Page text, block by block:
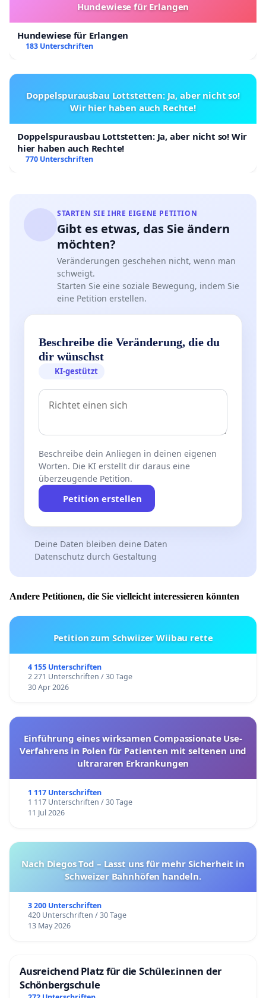
Hundewiese für Erlangen
Hundewiese für Erlangen
183 Unterschriften
Doppelspurausbau Lottstetten: Ja, aber nicht so!
Wir hier haben auch Rechte!
Doppelspurausbau Lottstetten: Ja, aber nicht so! Wir
hier haben auch Rechte!
770 Unterschriften
STARTEN SIE IHRE EIGENE PETITION
Gibt es etwas, das Sie ändern
möchten?
Veränderungen geschehen nicht, wenn man
schweigt.
Starten Sie eine soziale Bewegung, indem Sie
eine Petition erstellen.
Beschreibe die Veränderung, die du
dir wünschst
KI-gestützt
Beschreibe dein Anliegen in deinen eigenen
Worten. Die KI erstellt dir daraus eine
überzeugende Petition.
Petition erstellen
Deine Daten bleiben deine Daten
Datenschutz durch Gestaltung
Andere Petitionen, die Sie vielleicht interessieren könnten
Petition zum Schwiizer Wiibau rette
4 155 Unterschriften
2 271 Unterschriften / 30 Tage
30 Apr 2026
Einführung eines wirksamen Compassionate Use-
Verfahrens in Polen für Patienten mit seltenen und
ultrararen Erkrankungen
1 117 Unterschriften
1 117 Unterschriften / 30 Tage
11 Jul 2026
Nach Diegos Tod – Lasst uns für mehr Sicherheit in
Schweizer Bahnhöfen handeln.
3 200 Unterschriften
420 Unterschriften / 30 Tage
13 May 2026
Ausreichend Platz für die Schüler.innen der
Schönbergschule